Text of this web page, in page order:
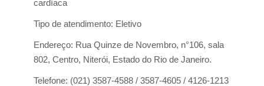
cardíaca
Tipo de atendimento: Eletivo
Endereço: Rua Quinze de Novembro, n°106, sala
802, Centro, Niterói, Estado do Rio de Janeiro.
Telefone: (021) 3587-4588 / 3587-4605 / 4126-1213